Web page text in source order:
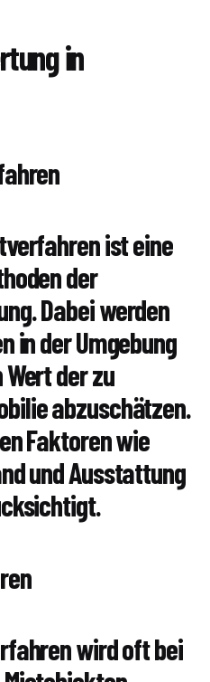
in
ist eine
der
Dabei werden
in der Umgebung
der zu
abzuschätzen.
Faktoren wie
und Ausstattung
wird oft bei